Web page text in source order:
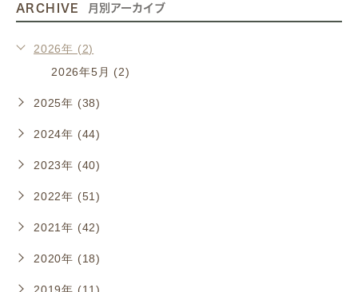
ARCHIVE 月別アーカイブ
2026年 (2)
2026年5月 (2)
2025年 (38)
2024年 (44)
2023年 (40)
2022年 (51)
2021年 (42)
2020年 (18)